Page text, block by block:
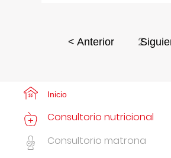
< Anterior 2
Inicio
Consultorio nutricional
Consultorio matrona